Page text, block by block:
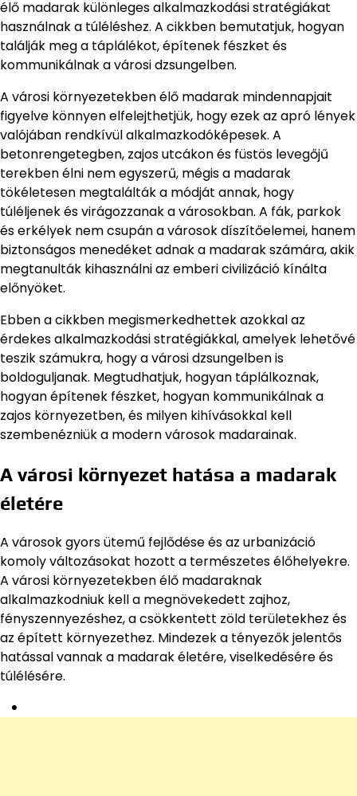
élő madarak különleges alkalmazkodási stratégiákat
használnak a túléléshez. A cikkben bemutatjuk, hogyan
találják meg a táplálékot, építenek fészket és
kommunikálnak a városi dzsungelben.
A városi környezetekben élő madarak mindennapjait
figyelve könnyen elfelejthetjük, hogy ezek az apró lények
valójában rendkívül alkalmazkodóképesek. A
betonrengetegben, zajos utcákon és füstös levegőjű
terekben élni nem egyszerű, mégis a madarak
tökéletesen megtalálták a módját annak, hogy
túléljenek és virágozzanak a városokban. A fák, parkok
és erkélyek nem csupán a városok díszítőelemei, hanem
biztonságos menedéket adnak a madarak számára, akik
megtanulták kihasználni az emberi civilizáció kínálta
előnyöket.
Ebben a cikkben megismerkedhettek azokkal az
érdekes alkalmazkodási stratégiákkal, amelyek lehetővé
teszik számukra, hogy a városi dzsungelben is
boldoguljanak. Megtudhatjuk, hogyan táplálkoznak,
hogyan építenek fészket, hogyan kommunikálnak a
zajos környezetben, és milyen kihívásokkal kell
szembenézniük a modern városok madarainak.
A városi környezet hatása a madarak
életére
A városok gyors ütemű fejlődése és az urbanizáció
komoly változásokat hozott a természetes élőhelyekre.
A városi környezetekben élő madaraknak
alkalmazkodniuk kell a megnövekedett zajhoz,
fényszennyezéshez, a csökkentett zöld területekhez és
az épített környezethez. Mindezek a tényezők jelentős
hatással vannak a madarak életére, viselkedésére és
túlélésére.